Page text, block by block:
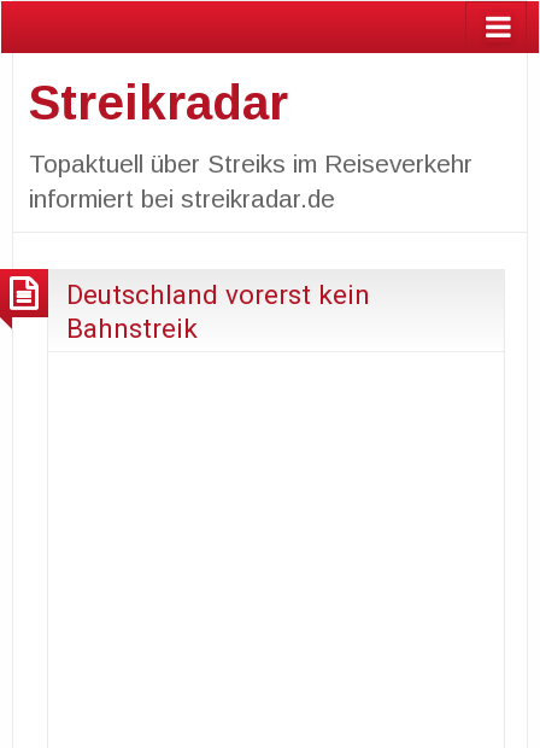
Streikradar
Topaktuell über Streiks im Reiseverkehr
informiert bei streikradar.de
Deutschland vorerst kein
Bahnstreik